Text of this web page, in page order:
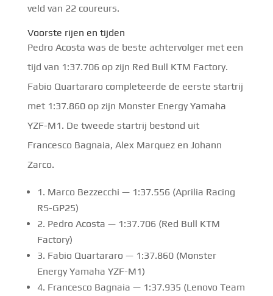
veld van 22 coureurs.
Voorste rijen en tijden
Pedro Acosta was de beste achtervolger met een
tijd van 1:37.706 op zijn Red Bull KTM Factory.
Fabio Quartararo completeerde de eerste startrij
met 1:37.860 op zijn Monster Energy Yamaha
YZF-M1. De tweede startrij bestond uit
Francesco Bagnaia, Alex Marquez en Johann
Zarco.
1. Marco Bezzecchi — 1:37.556 (Aprilia Racing
RS-GP25)
2. Pedro Acosta — 1:37.706 (Red Bull KTM
Factory)
3. Fabio Quartararo — 1:37.860 (Monster
Energy Yamaha YZF-M1)
4. Francesco Bagnaia — 1:37.935 (Lenovo Team